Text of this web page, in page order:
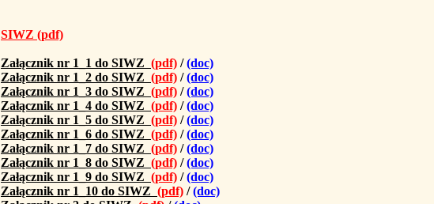
SIWZ (pdf)
Załącznik nr 1_1 do SIWZ (pdf) /(doc)
Załącznik nr 1_2 do SIWZ (pdf) /(doc)
Załącznik nr 1_3 do SIWZ (pdf) /(doc)
Załącznik nr 1_4 do SIWZ (pdf) /(doc)
Załącznik nr 1_5 do SIWZ (pdf) /(doc)
Załącznik nr 1_6 do SIWZ (pdf) /(doc)
Załącznik nr 1_7 do SIWZ (pdf) /(doc)
Załącznik nr 1_8 do SIWZ (pdf) /(doc)
Załącznik nr 1_9 do SIWZ (pdf) /(doc)
Załącznik nr 1_10 do SIWZ (pdf) /(doc)